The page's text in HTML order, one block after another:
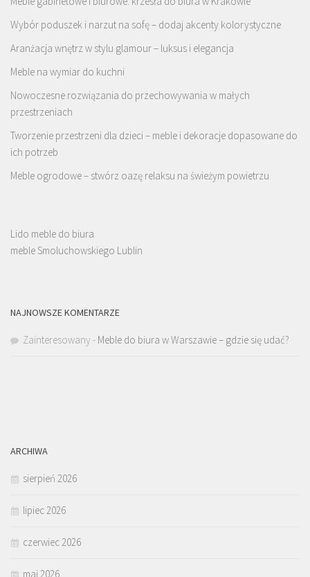
Wybór poduszek i narzut na sofę – dodaj akcenty kolorystyczne
Aranżacja wnętrz w stylu glamour – luksus i elegancja
Meble na wymiar do kuchni
Nowoczesne rozwiązania do przechowywania w małych
przestrzeniach
Tworzenie przestrzeni dla dzieci – meble i dekoracje dopasowane do
ich potrzeb
Meble ogrodowe – stwórz oazę relaksu na świeżym powietrzu
Lido meble do biura
meble Smoluchowskiego Lublin
NAJNOWSZE KOMENTARZE
Zainteresowany - Meble do biura w Warszawie – gdzie się udać?
ARCHIWA
sierpień 2026
lipiec 2026
czerwiec 2026
maj 2026